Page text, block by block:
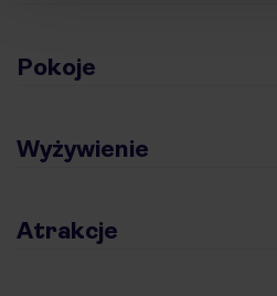
Pokoje
Wyżywienie
Atrakcje